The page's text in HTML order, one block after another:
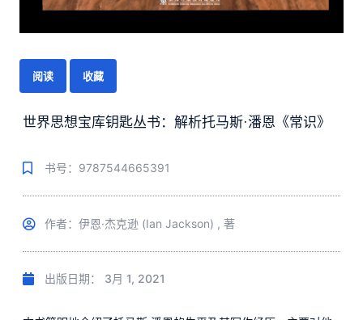
阅读 收藏
世界思想宝库钥匙丛书：解析托马斯·潘恩《常识》
书号：9787544665391
作者：伊恩·杰克逊 (Ian Jackson) , 著
出版日期： 3月 1, 2021